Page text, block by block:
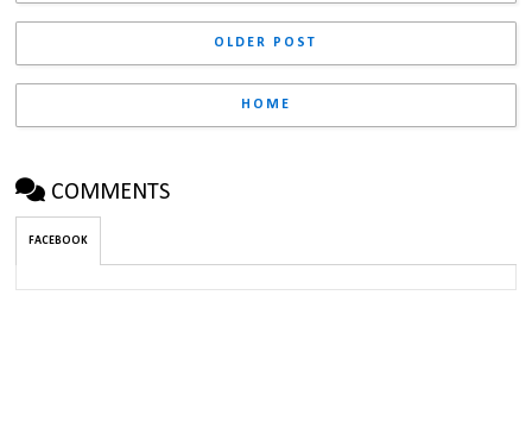
OLDER POST
HOME
COMMENTS
FACEBOOK